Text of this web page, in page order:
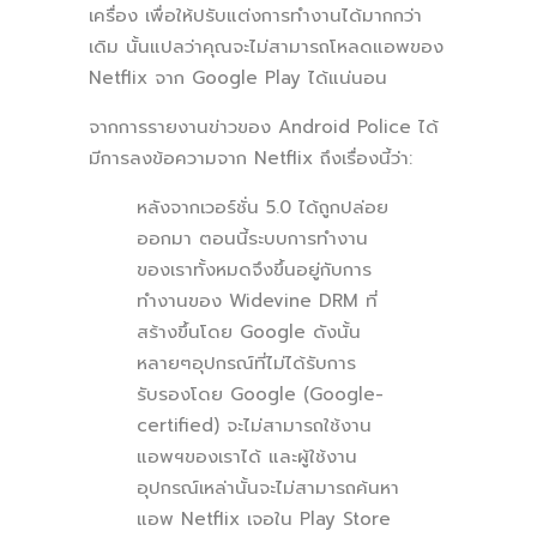
เครื่อง เพื่อให้ปรับแต่งการทำงานได้มากกว่า
เดิม นั้นแปลว่าคุณจะไม่สามารถโหลดแอพของ
Netflix จาก Google Play ได้แน่นอน
จากการรายงานข่าวของ Android Police ได้
มีการลงข้อความจาก Netflix ถึงเรื่องนี้ว่า:
หลังจากเวอร์ชั่น 5.0 ได้ถูกปล่อย
ออกมา ตอนนี้ระบบการทำงาน
ของเราทั้งหมดจึงขึ้นอยู่กับการ
ทำงานของ Widevine DRM ที่
สร้างขึ้นโดย Google ดังนั้น
หลายๆอุปกรณ์ที่ไม่ได้รับการ
รับรองโดย Google (Google-
certified) จะไม่สามารถใช้งาน
แอพฯของเราได้ และผู้ใช้งาน
อุปกรณ์เหล่านั้นจะไม่สามารถค้นหา
แอพ Netflix เจอใน Play Store